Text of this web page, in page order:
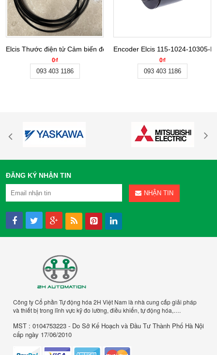
Elcis Thước điện tử Cảm biến đo khoảng cách L/3RPAE-26-B-CV-R-
0₫
093 403 1186
Encoder Elcis 115-1024-10305-
0₫
093 403 1186
ĐĂNG KÝ NHẬN TIN
NHẬN TIN
Công ty Cổ phần Tự động hóa 2H Việt Nam là nhà cung cấp giải pháp
và thiết bị trong lĩnh vực kỹ đo lường, điều khiển, tự động hóa,….
MST : 0104753223 - Do Sở Kế Hoạch và Đầu Tư Thành Phố Hà Nội
cấp ngày 17/06/2010